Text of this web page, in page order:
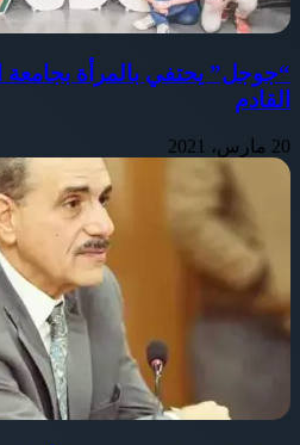
القادم
20 مارس، 2021